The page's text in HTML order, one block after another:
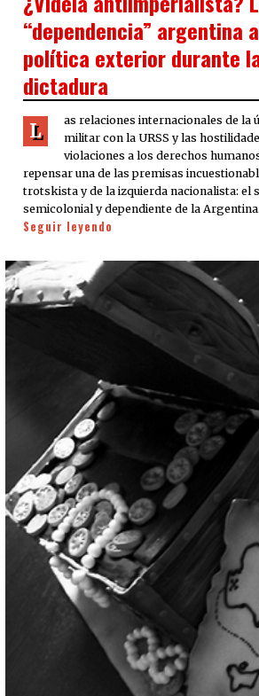
“dependencia” argentina
política exterior durante
dictadura
L
as relaciones internacionales de la
militar con la URSS y las
violaciones a los derechos
repensar una de las premisas
trotskista y de la izquierda nacionalista: el
semicolonial y dependiente de la
Seguir leyendo